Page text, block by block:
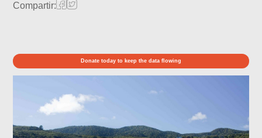
Compartir:
Donate today to keep the data flowing